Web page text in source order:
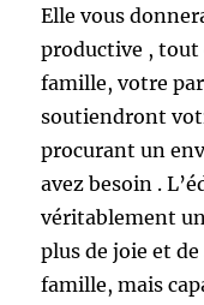
Elle vous
productive , tout
famille, votre
soutiendront
procurant un
avez besoin .
véritablement
plus de joie et
famille, mais